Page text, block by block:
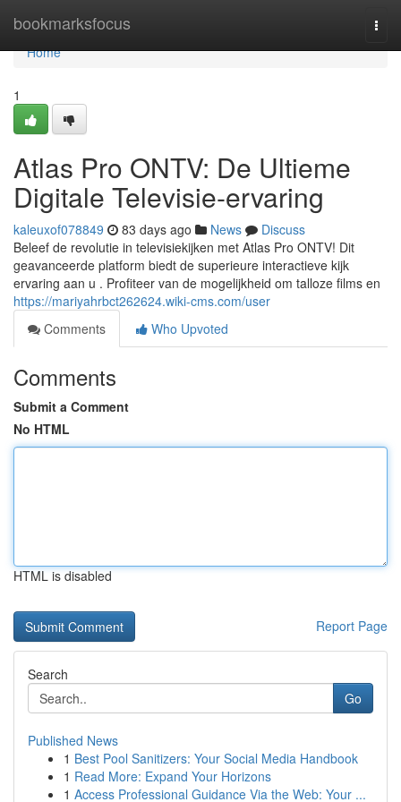
bookmarksfocus
Home
Home
1
Atlas Pro ONTV: De Ultieme
Digitale Televisie-ervaring
kaleuxof078849 83 days ago News
Discuss
Beleef de revolutie in televisiekijken met Atlas Pro ONTV! Dit
geavanceerde platform biedt de superieure interactieve kijk
ervaring aan u . Profiteer van de mogelijkheid om talloze films en
https://mariyahrbct262624.wiki-cms.com/user
Comments
Who Upvoted
Comments
Submit a Comment
No HTML
HTML is disabled
Report Page
Search
Go
Published News
1 Best Pool Sanitizers: Your Social Media Handbook
1 Read More: Expand Your Horizons
1 Access Professional Guidance Via the Web: Your ...